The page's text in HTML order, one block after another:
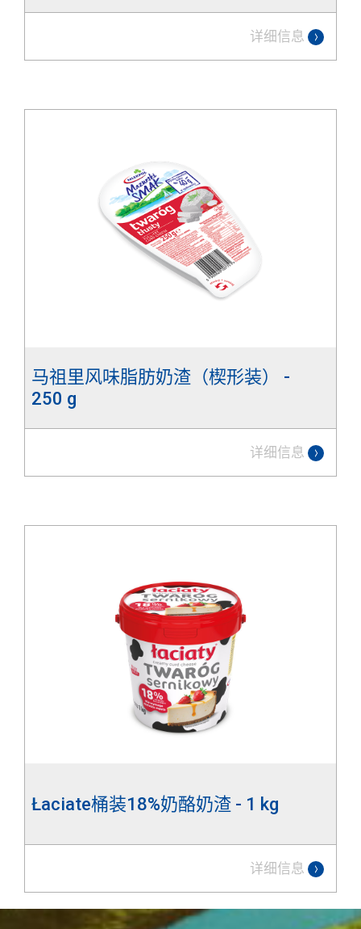
详细信息
马祖里风味脂肪奶渣（楔形装） -
250 g
详细信息
Łaciate桶装18%奶酪奶渣 - 1 kg
详细信息